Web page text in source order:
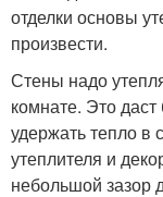
отделки основы
произвести.
Стены надо
комнате. Это
удержать тепло
утеплителя и
небольшой зазор